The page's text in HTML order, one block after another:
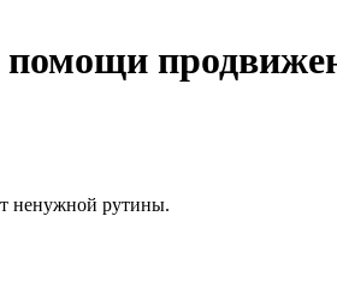
ненужной рутины.